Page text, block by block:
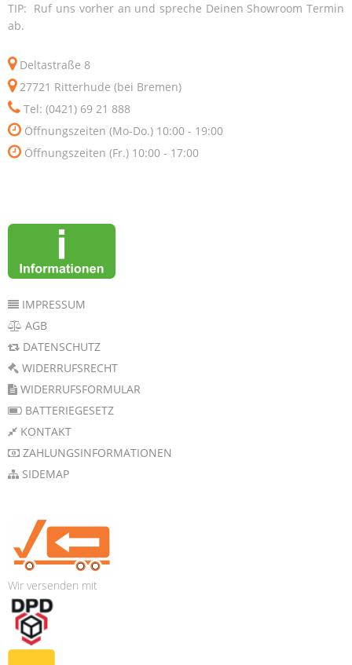
TIP: Ruf uns vorher an und spreche Deinen Showroom Termin
ab.
Deltastraße 8
27721 Ritterhude (bei Bremen)
Tel: (0421) 69 21 888
Öffnungszeiten (Mo-Do.) 10:00 - 19:00
Öffnungszeiten (Fr.) 10:00 - 17:00
IMPRESSUM
AGB
DATENSCHUTZ
WIDERRUFSRECHT
WIDERRUFSFORMULAR
BATTERIEGESETZ
KONTAKT
ZAHLUNGSINFORMATIONEN
SIDEMAP
Wir versenden mit